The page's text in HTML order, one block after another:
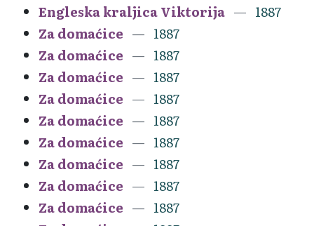
Engleska kraljica Viktorija
1887
Za domaćice
1887
Za domaćice
1887
Za domaćice
1887
Za domaćice
1887
Za domaćice
1887
Za domaćice
1887
Za domaćice
1887
Za domaćice
1887
Za domaćice
1887